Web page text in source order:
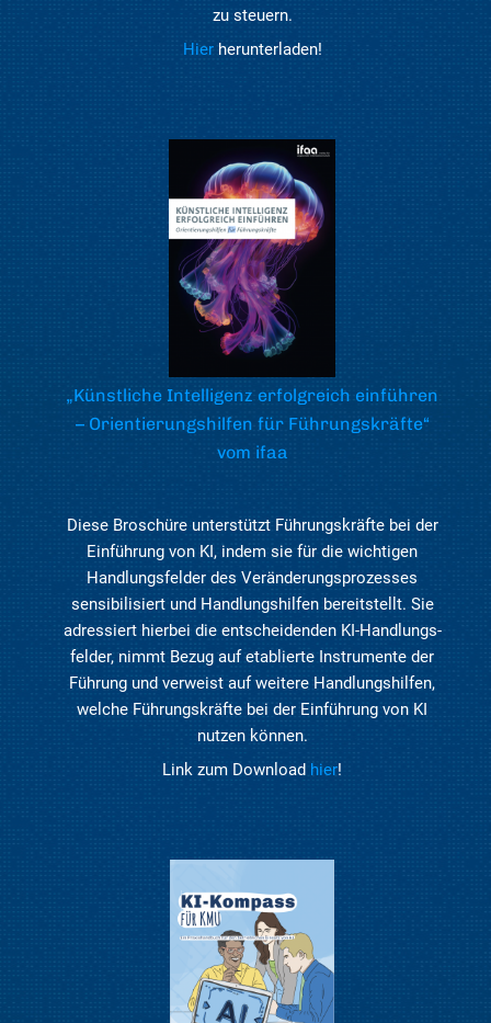
zu steuern.
Hierherunterladen!
„Künstliche Intelligenz erfolgreich einführen
– Orientierungshilfen für Führungskräfte“
vom ifaa
Diese Broschüre unterstützt Führungs­kräfte bei der
Einführung von KI, indem sie für die wichtigen
Handlungs­felder des Veränderungs­prozesses
sensibilisiert und Handlungs­hilfen bereit­stellt. Sie
adressiert hierbei die entschei­denden KI-Handlungs­
felder, nimmt Bezug auf etablierte Instrumente der
Führung und verweist auf weitere Handlungs­hilfen,
welche Führungs­kräfte bei der Einführung von KI
nutzen können.
Link zum Download hier!